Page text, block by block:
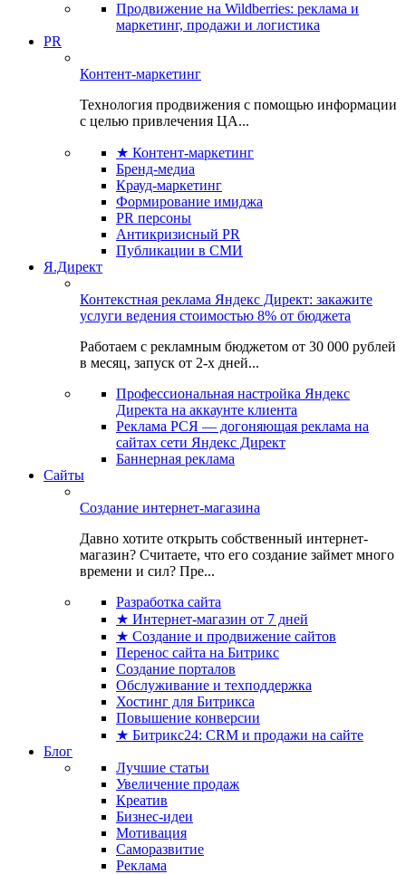
Продвижение на Wildberries: реклама и
маркетинг, продажи и логистика
PR
Контент-маркетинг
Технология продвижения с помощью информации
с целью привлечения ЦА...
★ Контент-маркетинг
Бренд-медиа
Крауд-маркетинг
Формирование имиджа
PR персоны
Антикризисный PR
Публикации в СМИ
Я.Директ
Контекстная реклама Яндекс Директ: закажите
услуги ведения стоимостью 8% от бюджета
Работаем с рекламным бюджетом от 30 000 рублей
в месяц, запуск от 2-х дней...
Профессиональная настройка Яндекс
Директа на аккаунте клиента
Реклама РСЯ — догоняющая реклама на
сайтах сети Яндекс Директ
Баннерная реклама
Сайты
Создание интернет-магазина
Давно хотите открыть собственный интернет-
магазин? Считаете, что его создание займет много
времени и сил? Пре...
Разработка сайта
★ Интернет-магазин от 7 дней
★ Создание и продвижение сайтов
Перенос сайта на Битрикс
Создание порталов
Обслуживание и техподдержка
Хостинг для Битрикса
Повышение конверсии
★ Битрикс24: CRM и продажи на сайте
Блог
Лучшие статьи
Увеличение продаж
Креатив
Бизнес-идеи
Мотивация
Саморазвитие
Реклама